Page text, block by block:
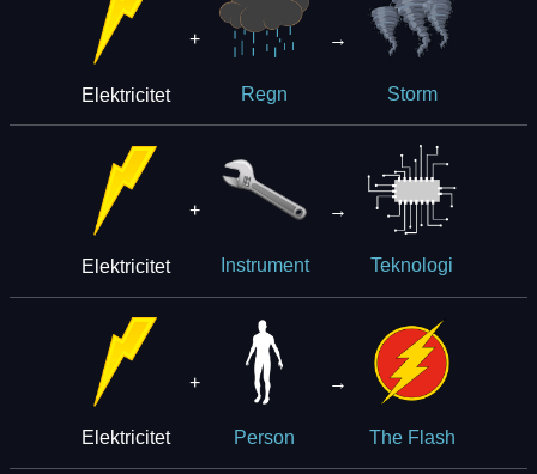
Elektricitet
+
Regn
→
Storm
Elektricitet
+
Instrument
→
Teknologi
Elektricitet
+
Person
→
The Flash